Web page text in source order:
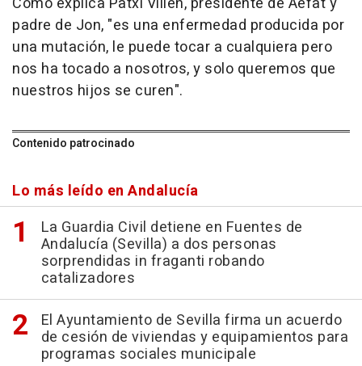
padre de Jon, "es una enfermedad producida por
una mutación, le puede tocar a cualquiera pero
nos ha tocado a nosotros, y solo queremos que
nuestros hijos se curen".
Contenido patrocinado
Lo más leído en Andalucía
La Guardia Civil detiene en Fuentes de
Andalucía (Sevilla) a dos personas
sorprendidas in fraganti robando
catalizadores
El Ayuntamiento de Sevilla firma un acuerdo
de cesión de viviendas y equipamientos para
programas sociales municipale